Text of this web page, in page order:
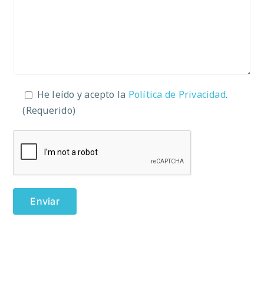
He leído y acepto la Política de Privacidad.
(Requerido)